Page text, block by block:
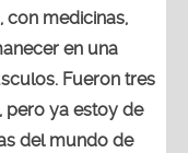
con medicinas,
en una
Fueron tres
pero ya estoy de
del mundo de